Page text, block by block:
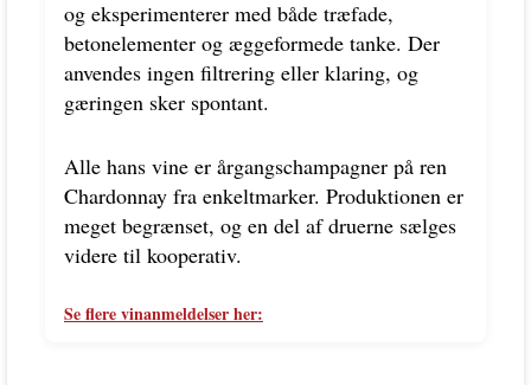
og eksperimenterer med både træfade,
betonelementer og æggeformede tanke. Der
anvendes ingen filtrering eller klaring, og
gæringen sker spontant.
Alle hans vine er årgangschampagner på ren
Chardonnay fra enkeltmarker. Produktionen er
meget begrænset, og en del af druerne sælges
videre til kooperativ.
Se flere vinanmeldelser her: